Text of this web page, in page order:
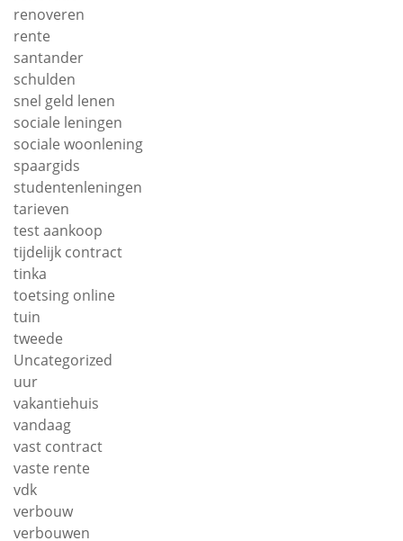
renoveren
rente
santander
schulden
snel geld lenen
sociale leningen
sociale woonlening
spaargids
studentenleningen
tarieven
test aankoop
tijdelijk contract
tinka
toetsing online
tuin
tweede
Uncategorized
uur
vakantiehuis
vandaag
vast contract
vaste rente
vdk
verbouw
verbouwen